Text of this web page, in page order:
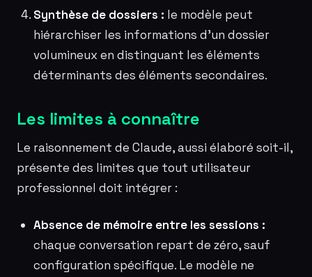
Synthèse de dossiers : le modèle peut
hiérarchiser les informations d’un dossier
volumineux en distinguant les éléments
déterminants des éléments secondaires.
Les limites à connaître
Le raisonnement de Claude, aussi élaboré soit-il,
présente des limites que tout utilisateur
professionnel doit intégrer :
Absence de mémoire entre les sessions :
chaque conversation repart de zéro, sauf
configuration spécifique. Le modèle ne